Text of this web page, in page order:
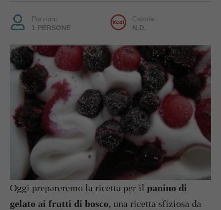
Porzioni:
1 PERSONE
Calorie:
N.D.
Oggi prepareremo la ricetta per il panino di
gelato ai frutti di bosco, una ricetta sfiziosa da